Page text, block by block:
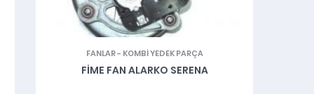
FANLAR- KOMBİ YEDEK PARÇA
FIME FAN ALARKO SERENA